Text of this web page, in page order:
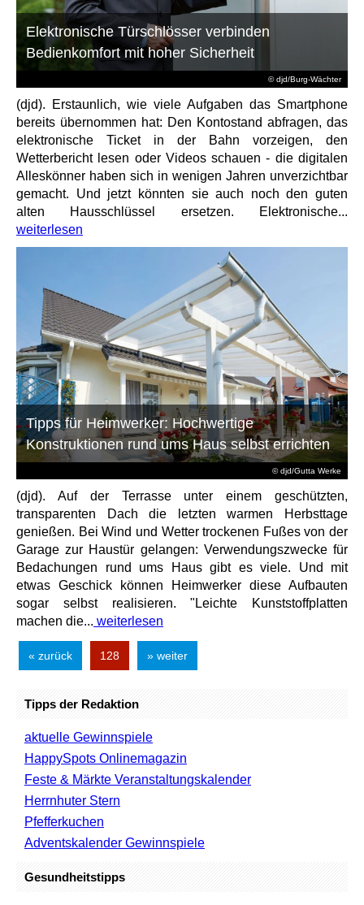
© djd/Burg-Wächter
Elektronische Türschlösser verbinden
Bedienkomfort mit hoher Sicherheit
(djd). Erstaunlich, wie viele Aufgaben das Smartphone
bereits übernommen hat: Den Kontostand abfragen, das
elektronische Ticket in der Bahn vorzeigen, den
Wetterbericht lesen oder Videos schauen - die digitalen
Alleskönner haben sich in wenigen Jahren unverzichtbar
gemacht. Und jetzt könnten sie auch noch den guten
alten Hausschlüssel ersetzen. Elektronische...
weiterlesen
© djd/Gutta Werke
Tipps für Heimwerker: Hochwertige
Konstruktionen rund ums Haus selbst errichten
(djd). Auf der Terrasse unter einem geschützten,
transparenten Dach die letzten warmen Herbsttage
genießen. Bei Wind und Wetter trockenen Fußes von der
Garage zur Haustür gelangen: Verwendungszwecke für
Bedachungen rund ums Haus gibt es viele. Und mit
etwas Geschick können Heimwerker diese Aufbauten
sogar selbst realisieren. "Leichte Kunststoffplatten
machen die... weiterlesen
« zurück 128 » weiter
Tipps der Redaktion
aktuelle Gewinnspiele
HappySpots Onlinemagazin
Feste & Märkte Veranstaltungskalender
Herrnhuter Stern
Pfefferkuchen
Adventskalender Gewinnspiele
Gesundheitstipps